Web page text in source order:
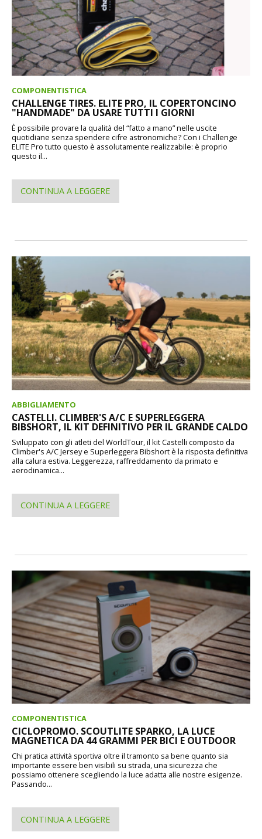
COMPONENTISTICA
CHALLENGE TIRES. ELITE PRO, IL COPERTONCINO
"HANDMADE" DA USARE TUTTI I GIORNI
È possibile provare la qualità del “fatto a mano” nelle uscite
quotidiane senza spendere cifre astronomiche? Con i Challenge
ELITE Pro tutto questo è assolutamente realizzabile: è proprio
questo il...
CONTINUA A LEGGERE
ABBIGLIAMENTO
CASTELLI. CLIMBER'S A/C E SUPERLEGGERA
BIBSHORT, IL KIT DEFINITIVO PER IL GRANDE CALDO
Sviluppato con gli atleti del WorldTour, il kit Castelli composto da
Climber's A/C Jersey e Superleggera Bibshort è la risposta definitiva
alla calura estiva. Leggerezza, raffreddamento da primato e
aerodinamica...
CONTINUA A LEGGERE
COMPONENTISTICA
CICLOPROMO. SCOUTLITE SPARKO, LA LUCE
MAGNETICA DA 44 GRAMMI PER BICI E OUTDOOR
Chi pratica attività sportiva oltre il tramonto sa bene quanto sia
importante essere ben visibili su strada, una sicurezza che
possiamo ottenere scegliendo la luce adatta alle nostre esigenze.
Passando...
CONTINUA A LEGGERE